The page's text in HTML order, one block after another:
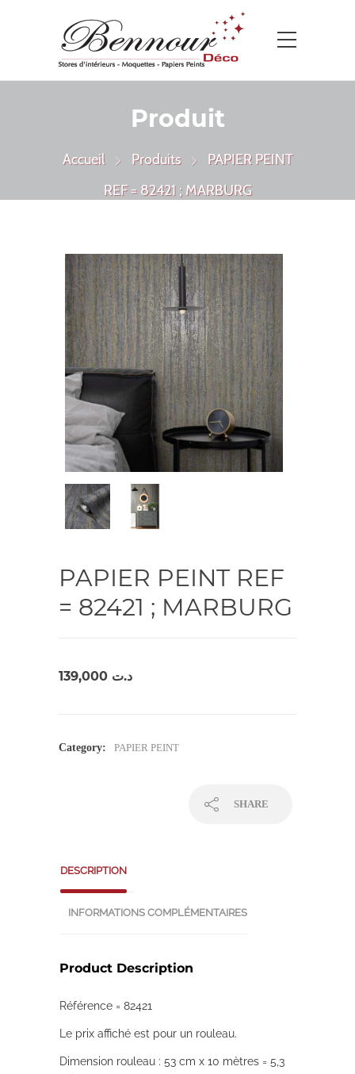
Produit
Accueil Produits
PAPIER PEINT
REF = 82421 ; MARBURG
PAPIER PEINT REF
= 82421 ; MARBURG
د.ت
Category: PAPIER PEINT
SHARE
DESCRIPTION
INFORMATIONS COMPLÉMENTAIRES
Product Description
Référence = 82421
Le prix affiché est pour un rouleau.
Dimension rouleau : 53 cm x 10 mètres = 5,3